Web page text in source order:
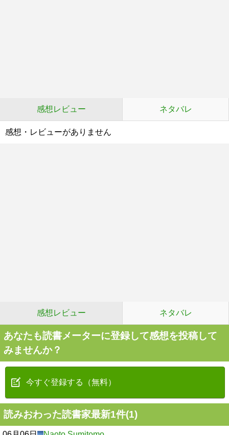
感想レビュー ネタバレ
感想・レビューがありません
感想レビュー ネタバレ
あなたも読書メーターに登録して感想を投稿して
みませんか？
今すぐ登録する（無料）
読みおわった読書家最新1件(1)